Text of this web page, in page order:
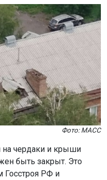
за соблюдение
объяснять
и чердаках. Такие
последствиям.
компанию,
или подвалы.
протаранили жилой
Поделиться новостью: